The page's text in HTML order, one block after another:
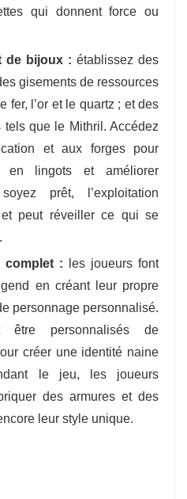
qui donnent force ou
de bijoux : établissez des
gisements de ressources
fer, l’or et le quartz ; et des
tels que le Mithril. Accédez
et aux forges pour
en lingots et améliorer
prêt, l’exploitation
peut réveiller ce qui se
complet : les joueurs font
en créant leur propre
personnage personnalisé.
être personnalisés de
créer une identité naine
le jeu, les joueurs
des armures et des
leur style unique.